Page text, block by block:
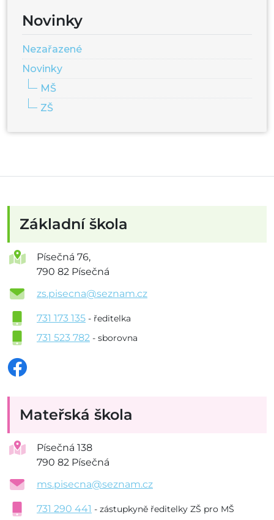
Novinky
Nezařazené
Novinky
MŠ
ZŠ
Základní škola
Písečná 76,
790 82 Písečná
zs.pisecna@seznam.cz
731 173 135 - ředitelka
731 523 782 - sborovna
Mateřská škola
Písečná 138
790 82 Písečná
ms.pisecna@seznam.cz
731 290 441 - zástupkyně ředitelky ZŠ pro MŠ